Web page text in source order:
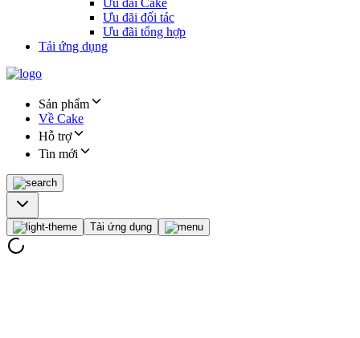
Ưu đãi Cake
Ưu đãi đối tác
Ưu đãi tổng hợp
Tải ứng dụng
Sản phẩm
Về Cake
Hỗ trợ
Tin mới
Tải ứng dụng